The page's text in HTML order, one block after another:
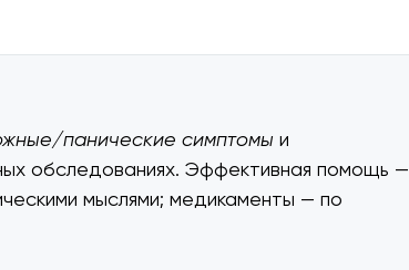
панические симптомы и
обследованиях. Эффективная помощь —
мыслями; медикаменты — по